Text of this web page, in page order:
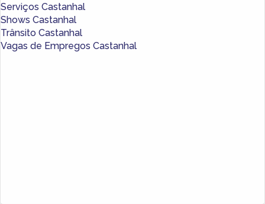
Serviços Castanhal
Shows Castanhal
Trânsito Castanhal
Vagas de Empregos Castanhal